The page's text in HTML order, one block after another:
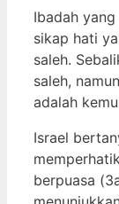
Ibadah
sikap hati
saleh.
saleh,
adalah
Israel
berpuasa